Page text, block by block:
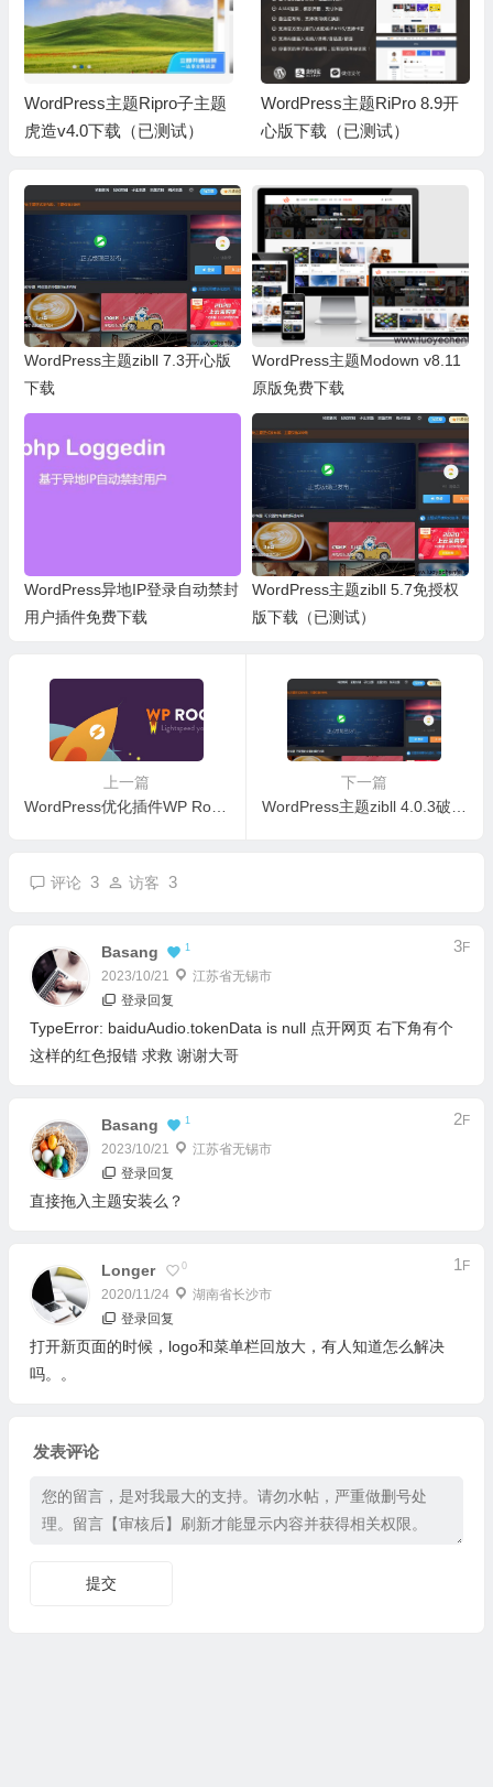
WordPress主题Ripro子主题
虎造v4.0下载（已测试）
WordPress主题RiPro 8.9开
心版下载（已测试）
WordPress主题zibll 7.3开心版
下载
WordPress主题Modown v8.11
原版免费下载
WordPress异地IP登录自动禁封
用户插件免费下载
WordPress主题zibll 5.7免授权
版下载（已测试）
上一篇
WordPress优化插件WP Rocket v3.7.1.1激活版免费下载
下一篇
WordPress主题zibll 4.0.3破解版下载（已测试）
评论 3 访客 3
Basang 1
2023/10/21 江苏省无锡市
3F
登录回复
TypeError: baiduAudio.tokenData is null 点开网页 右下角有个
这样的红色报错 求救 谢谢大哥
Basang 1
2023/10/21 江苏省无锡市
2F
登录回复
直接拖入主题安装么？
Longer 0
2020/11/24 湖南省长沙市
1 F
登录回复
打开新页面的时候，logo和菜单栏回放大，有人知道怎么解决
吗。。
发表评论